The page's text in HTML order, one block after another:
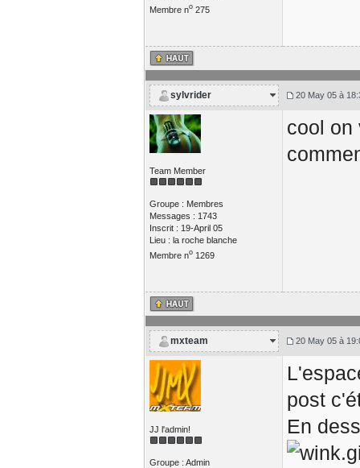
Membre no275
sylvrider 20 May 05 à
Team Member
Groupe : Membres
Messages : 1743
Inscrit : 19-April 05
Lieu : la roche blanche
Membre no1269
cool on
mxteam 20 May 05 à
JJ l'admin!
Groupe : Admin
post
En